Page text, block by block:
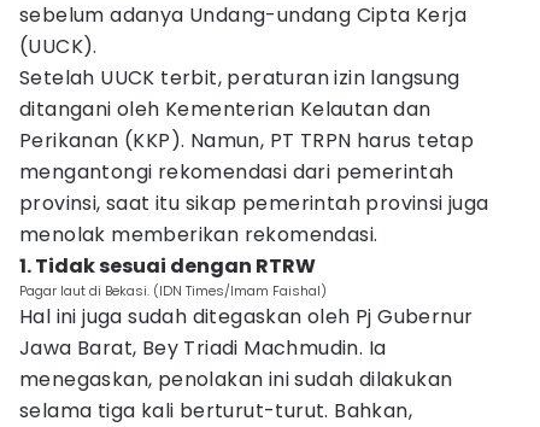
sebelum adanya Undang-undang Cipta Kerja
(UUCK).
Setelah UUCK terbit, peraturan izin langsung
ditangani oleh Kementerian Kelautan dan
Perikanan (KKP). Namun, PT TRPN harus tetap
mengantongi rekomendasi dari pemerintah
provinsi, saat itu sikap pemerintah provinsi juga
menolak memberikan rekomendasi.
1. Tidak sesuai dengan RTRW
Pagar laut di Bekasi. (IDN Times/Imam Faishal)
Hal ini juga sudah ditegaskan oleh Pj Gubernur
Jawa Barat, Bey Triadi Machmudin. Ia
menegaskan, penolakan ini sudah dilakukan
selama tiga kali berturut-turut. Bahkan,